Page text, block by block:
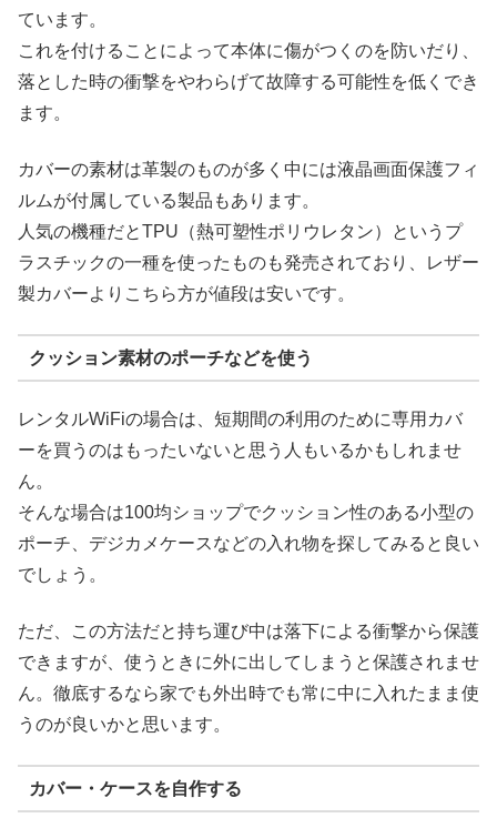
ています。
これを付けることによって本体に傷がつくのを防いだり、
落とした時の衝撃をやわらげて故障する可能性を低くでき
ます。
カバーの素材は革製のものが多く中には液晶画面保護フィ
ルムが付属している製品もあります。
人気の機種だとTPU（熱可塑性ポリウレタン）というプ
ラスチックの一種を使ったものも発売されており、レザー
製カバーよりこちら方が値段は安いです。
クッション素材のポーチなどを使う
レンタルWiFiの場合は、短期間の利用のために専用カバ
ーを買うのはもったいないと思う人もいるかもしれませ
ん。
そんな場合は100均ショップでクッション性のある小型の
ポーチ、デジカメケースなどの入れ物を探してみると良い
でしょう。
ただ、この方法だと持ち運び中は落下による衝撃から保護
できますが、使うときに外に出してしまうと保護されませ
ん。徹底するなら家でも外出時でも常に中に入れたまま使
うのが良いかと思います。
カバー・ケースを自作する